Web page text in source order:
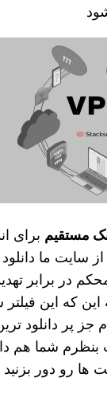
مستقیم برای
سایت ما دانلود
در برابر
که این
جز پر دانلود
شما هم
ها رو دور بزنید